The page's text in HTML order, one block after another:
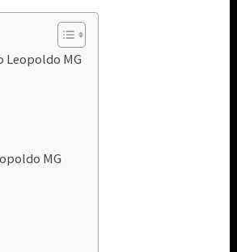
Leopoldo MG
MG